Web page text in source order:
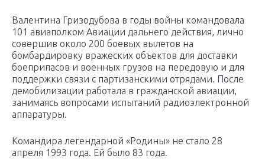
Валентина Гризодубова в годы войны командовала
101 авиаполком Авиации дальнего действия, лично
совершив около 200 боевых вылетов на
бомбардировку вражеских объектов для доставки
боеприпасов и военных грузов на передовую и для
поддержки связи с партизанскими отрядами. После
демобилизации работала в гражданской авиации,
занимаясь вопросами испытаний радиоэлектронной
аппаратуры.
Командира легендарной «Родины» не стало 28
апреля 1993 года. Ей было 83 года.